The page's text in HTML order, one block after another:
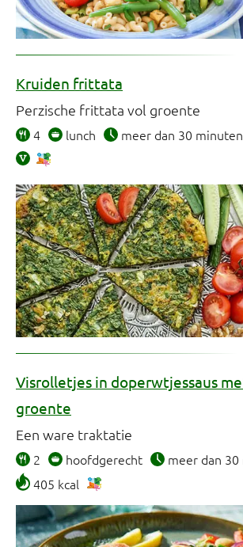
Kruiden frittata
Perzische frittata vol groente
4 lunch meer dan 30 minuten
Visrolletjes in doperwtjessaus
groente
Een ware traktatie
2 hoofdgerecht
meer dan
405 kcal